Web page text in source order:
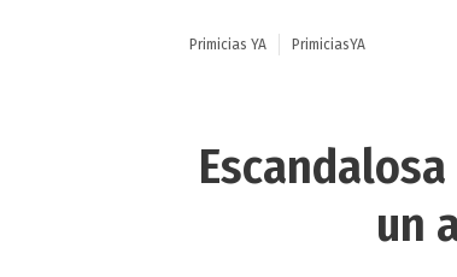
Primicias YA PrimiciasYA
un